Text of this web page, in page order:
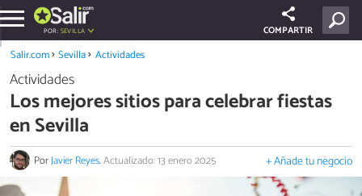
POR: SEVILLA COMPARTIR
Salir.com Sevilla Actividades
Actividades
Los mejores sitios para celebrar fiestas
en Sevilla
PorJavier Reyes.Actualizado: 13 enero 2025 + Añade tu negocio